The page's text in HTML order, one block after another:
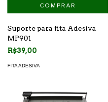
Suporte para fita Adesiva
MP901
R$39,00
FITA ADESIVA